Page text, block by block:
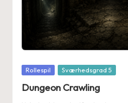
Posted
Rollespil Sværhedsgrad 5
Dungeon Crawling